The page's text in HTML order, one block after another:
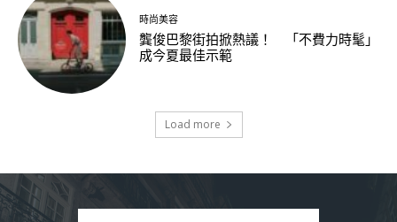
時尚美容
龔俊巴黎街拍掀熱議！ 「不費力時髦」
成今夏最佳示範
Load more